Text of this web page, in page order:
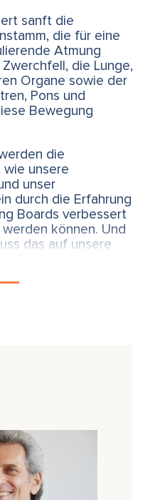
sanft die
die für eine
Atmung
die Lunge,
Organe sowie der
Pons und
Bewegung
die
wie unsere
unser
durch die Erfahrung
Boards verbessert
können. Und
das auf unsere
unsere Lungen